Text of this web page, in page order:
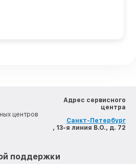
центров
Адрес сервисного
центра
Санкт-Петербург
, 13-я линия В.О., д. 72
поддержки